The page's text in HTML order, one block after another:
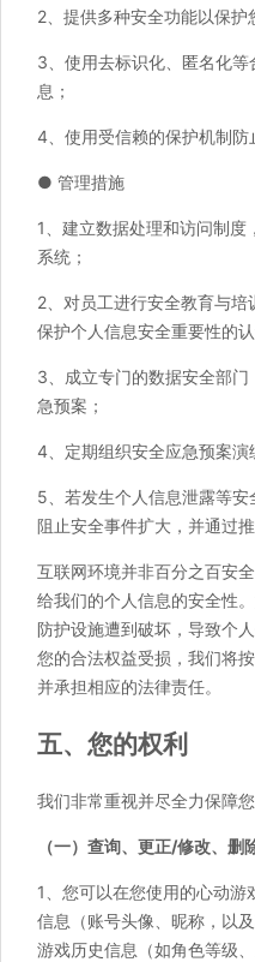
2、提供多种安全功能以保护
3、使用去标识化、匿名化
息；
4、使用受信赖的保护机制防
● 管理措施
1、建立数据处理和访问制
系统；
2、对员工进行安全教育与
保护个人信息安全重要性的认
3、成立专门的数据安全部
急预案；
4、定期组织安全应急预案演
5、若发生个人信息泄露等安
阻止安全事件扩大，并通过
互联网环境并非百分之百安
给我们的个人信息的安全性
防护设施遭到破坏，导致个
您的合法权益受损，我们将
并承担相应的法律责任。
五、您的权利
我们非常重视并尽全力保障
（一）查询、更正/修改、删
1、您可以在您使用的心动
信息（账号头像、昵称，以
游戏历史信息（如角色等级